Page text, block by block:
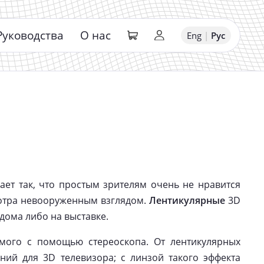
О нас Eng | Рус
так, что простым зрителям очень не нравится
невооруженным взглядом.Лентикулярные3D
либо на выставке.
с помощью стереоскопа. От лентикулярных
для 3D телевизора; с линзой такого эффекта